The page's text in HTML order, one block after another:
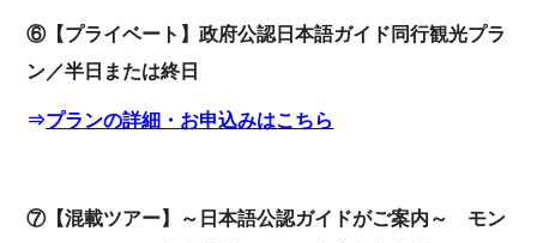
⑥【プライベート】政府公認日本語ガイド同行観光プラ
ン／半日または終日
⇒プランの詳細・お申込みはこちら
⑦【混載ツアー】～日本語公認ガイドがご案内～ モン